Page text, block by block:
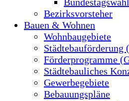
Bezirksvorsteher
Bauen & Wohnen
Wohnbaugebiete
Städtebauförderung
Förderprogramme
Städtebauliches
Gewerbegebiete
Bebauungspläne